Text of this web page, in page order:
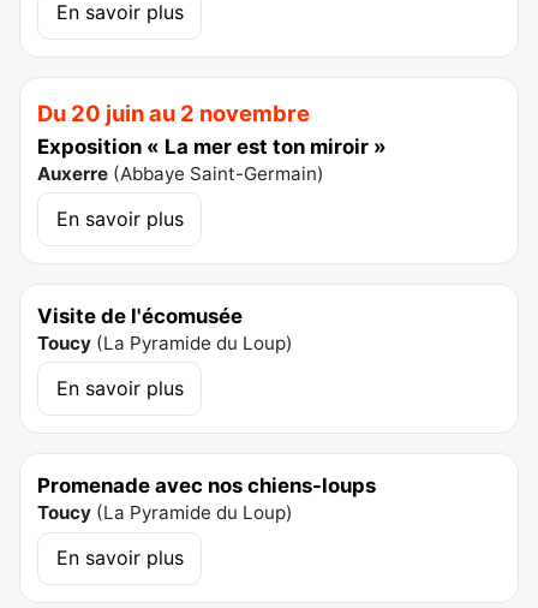
En savoir plus
Du 20 juin au 2 novembre
Exposition « La mer est ton miroir »
Auxerre (Abbaye Saint-Germain)
En savoir plus
Visite de l'écomusée
Toucy (La Pyramide du Loup)
En savoir plus
Promenade avec nos chiens-loups
Toucy (La Pyramide du Loup)
En savoir plus